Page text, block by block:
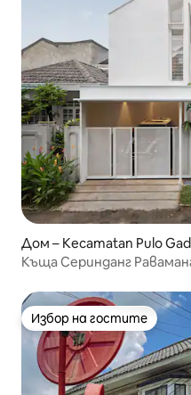
Дом – Kecamatan Pulo
Къща Серинданг
Избор на гостите
Избор на гостите